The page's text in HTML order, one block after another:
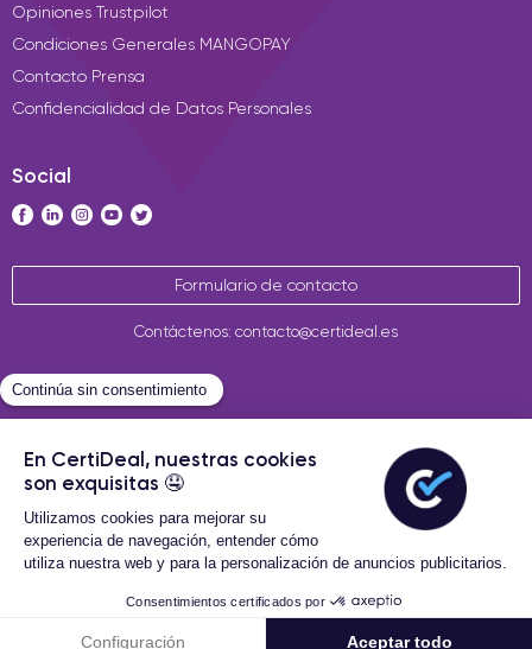
Filtros
Opiniones Trustpilot
Condiciones Generales MANGOPAY
Contacto Prensa
Confidencialidad de Datos Personales
Social
Formulario de contacto
Contáctenos: contacto@certideal.es
Términos Generales de Venta
Certideal © 2026 Todos los
derechos reservados